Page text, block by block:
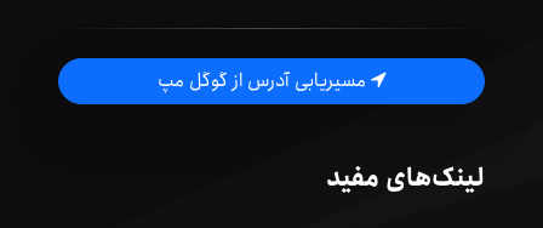
مسیریابی آدرس از گوگل مپ
لینک‌های مفید